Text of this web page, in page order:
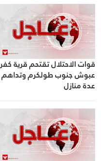
قوات الاحتلال تقتحم قرية كفر
عبوش جنوب طولكرم وتداهم
عدة منازل